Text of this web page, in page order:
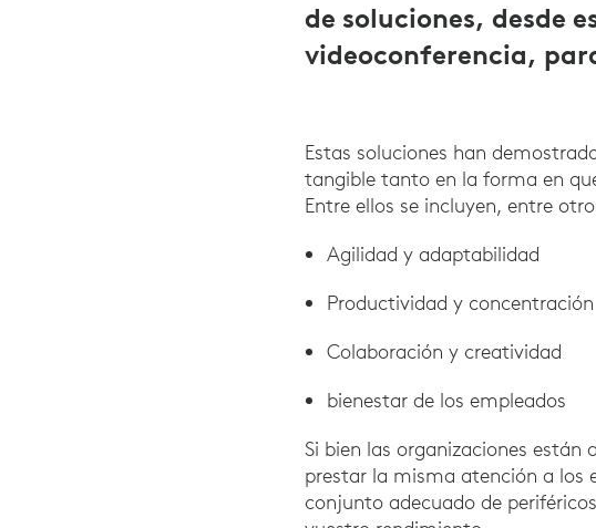
de soluciones, desde
videoconferencia,
Estas soluciones han
tangible tanto en la forma en
Entre ellos se incluyen, entre
Agilidad y adaptabilidad
Productividad y concentración
Colaboración y creatividad
bienestar de los empleados
Si bien las organizaciones están
prestar la misma atención a los
conjunto adecuado de